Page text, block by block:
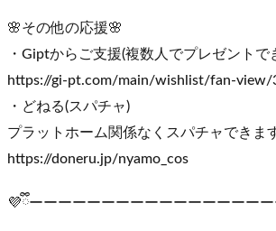
🌸その他の応援🌸
・Giptからご支援(複数人でプレゼントで
https://gi-pt.com/main/wishlist/fan-
・どねる(スパチャ)
プラットホーム関係なくスパチャできま
https://doneru.jp/nyamo_cos
💜ྀིーーーーーーーーーーーーーーーー